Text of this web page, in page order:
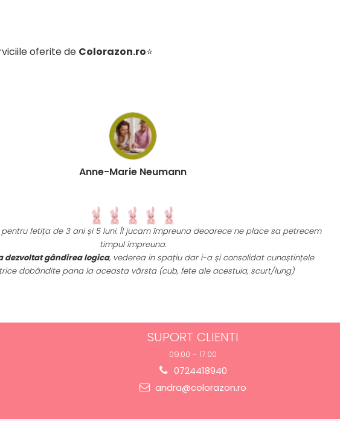
oferite de Colorazon.ro⭐
Anne-Marie Neumann
fetița de 3 ani și 5 luni. Îl jucam împreuna deoarece ne place sa petrecem
timpul împreuna.
dezvoltat gândirea logica, vederea in spațiu dar i-a și consolidat cunoștințele
dobândite pana la aceasta vârsta (cub, fete ale acestuia, scurt/lung)
SUPORT CLIENTI
09:00 - 17:00
0724418940
andra@colorazon.ro